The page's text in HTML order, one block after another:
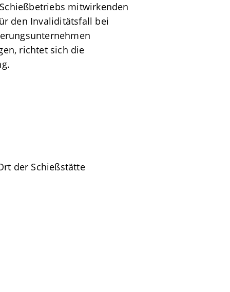
mitwirkenden
den Invaliditätsfall bei
richtet sich die
der Schießstätte